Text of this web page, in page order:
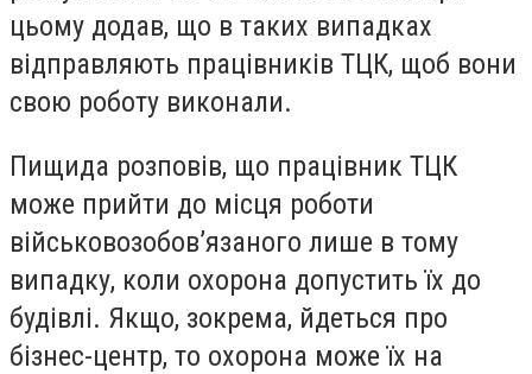
цьому додав, що в таких випадках
відправляють працівників ТЦК, щоб вони
свою роботу виконали.
Пищида розповів, що працівник ТЦК
може прийти до місця роботи
військовозобов’язаного лише в тому
випадку, коли охорона допустить їх до
будівлі. Якщо, зокрема, йдеться про
бізнес-центр, то охорона може їх на